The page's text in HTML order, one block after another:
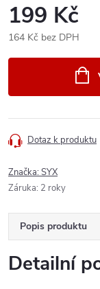
199 Kč
164 Kč bez DPH
Dotaz k produktu
Značka:SYX
Záruka: 2 roky
Popis produktu
Detailní